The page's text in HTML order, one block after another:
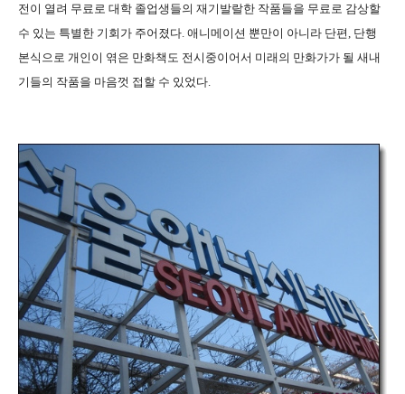
전이 열려 무료로 대학 졸업생들의 재기발랄한 작품들을 무료로 감상할
수 있는 특별한 기회가 주어졌다. 애니메이션 뿐만이 아니라 단편, 단행
본식으로 개인이 엮은 만화책도 전시중이어서 미래의 만화가가 될 새내
기들의 작품을 마음껏 접할 수 있었다.